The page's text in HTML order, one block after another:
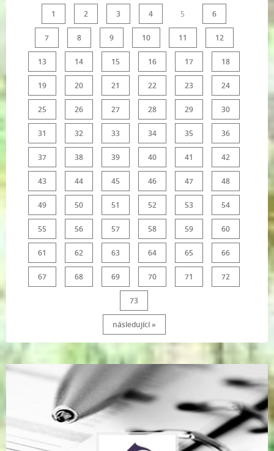
1 2 3 4 5 6
7 8 9 10 11 12
13 14 15 16 17 18
19 20 21 22 23 24
25 26 27 28 29 30
31 32 33 34 35 36
37 38 39 40 41 42
43 44 45 46 47 48
49 50 51 52 53 54
55 56 57 58 59 60
61 62 63 64 65 66
67 68 69 70 71 72
73
následující »